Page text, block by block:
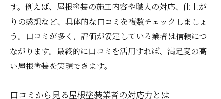
す。例えば、屋根塗装の施工内容や職人の対応、仕上が
りの感想など、具体的な口コミを複数チェックしましょ
う。口コミが多く、評価が安定している業者は信頼につ
ながります。最終的に口コミを活用すれば、満足度の高
い屋根塗装を実現できます。
口コミから見る屋根塗装業者の対応力とは